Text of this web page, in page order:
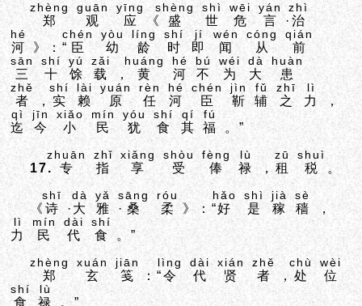
郑
zhèng
观
guān
应
yīng
《 盛
shèng
世
shì
危
wēi
言
yán
· 治
zhì
河
hé
》：“ 臣
chén
幼
yòu
龄
líng
时
shí
即
jí
闻
wén
从
cóng
前
qián
三
sān
十
shí
馀
yú
载
zǎi
， 黄
huáng
河
hé
不
bú
为
wéi
大
dà
患
huàn
者
zhě
，实
shí
赖
lài
原
yuán
任
rèn
河
hé
臣
chén
靳
jìn
辅
fǔ
之
zhī
力
lì
，
迄
qì
今
jīn
小
xiǎo
民
mín
犹
yóu
食
shí
其
qí
福
fú
。”
17. 专
zhuān
指
zhǐ
享
xiǎng
受
shòu
俸
fèng
禄
lù
， 租
zū
税
shuì
。
《 诗
shī
· 大
dà
雅
yǎ
· 桑
sāng
柔
róu
》：“好
hǎo
是
shì
稼
jià
穑
sè
，
力
lì
民
mín
代
dài
食
shí
。”
郑
zhèng
玄
xuán
笺
jiān
：“令
lìng
代
dài
贤
xián
者
zhě
， 处
chù
位
wèi
食
shí
禄
lù
。”